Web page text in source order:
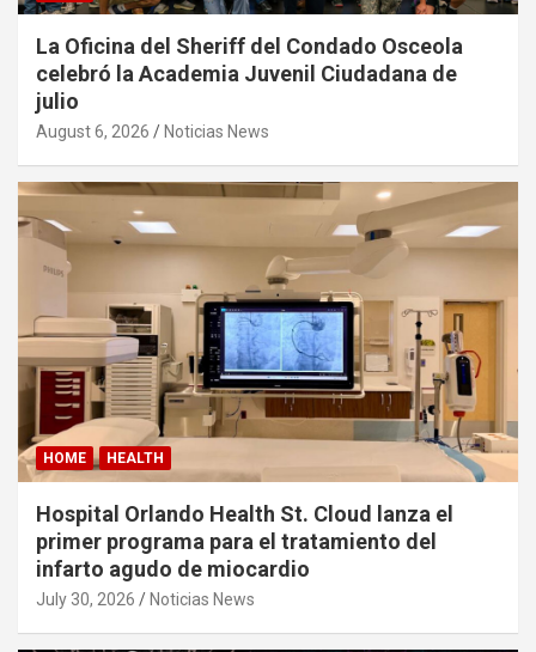
La Oficina del Sheriff del Condado Osceola
celebró la Academia Juvenil Ciudadana de
julio
August 6, 2026 Noticias News
HOME HEALTH
Hospital Orlando Health St. Cloud lanza el
primer programa para el tratamiento del
infarto agudo de miocardio
July 30, 2026 Noticias News